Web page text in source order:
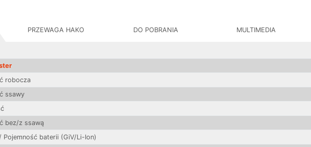
PRZEWAGA HAKO DO POBRANIA MULTIMEDIA
robocza
ssawy
bez/z ssawą
Pojemność baterii (GiV/Li-Ion)